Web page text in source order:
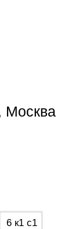
Москва
6 к1 с1